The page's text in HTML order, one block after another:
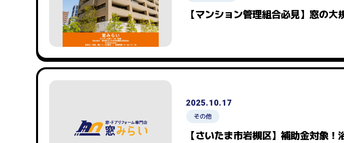
【マンション管理組合必見】窓の
2025.10.17
その他
【さいたま市岩槻区】補助金対象